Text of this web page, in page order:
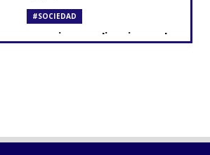
#SOCIEDAD
presencia en aplicaciones de
June 21, 2023